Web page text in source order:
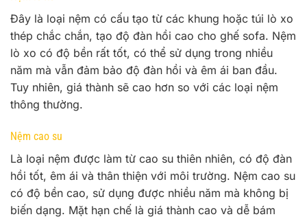
Đây là loại nệm có cấu tạo từ các khung hoặc túi lò xo
thép chắc chắn, tạo độ đàn hồi cao cho ghế sofa. Nệm
lò xo có độ bền rất tốt, có thể sử dụng trong nhiều
năm mà vẫn đảm bảo độ đàn hồi và êm ái ban đầu.
Tuy nhiên, giá thành sẽ cao hơn so với các loại nệm
thông thường.
Nệm cao su
Là loại nệm được làm từ cao su thiên nhiên, có độ đàn
hồi tốt, êm ái và thân thiện với môi trường. Nệm cao su
có độ bền cao, sử dụng được nhiều năm mà không bị
biến dạng. Mặt hạn chế là giá thành cao và dễ bám